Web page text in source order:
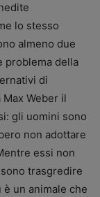
lo stesso
almeno due
problema della
di
Weber il
gli uomini sono
non adottare
essi non
trasgredire
è un animale che